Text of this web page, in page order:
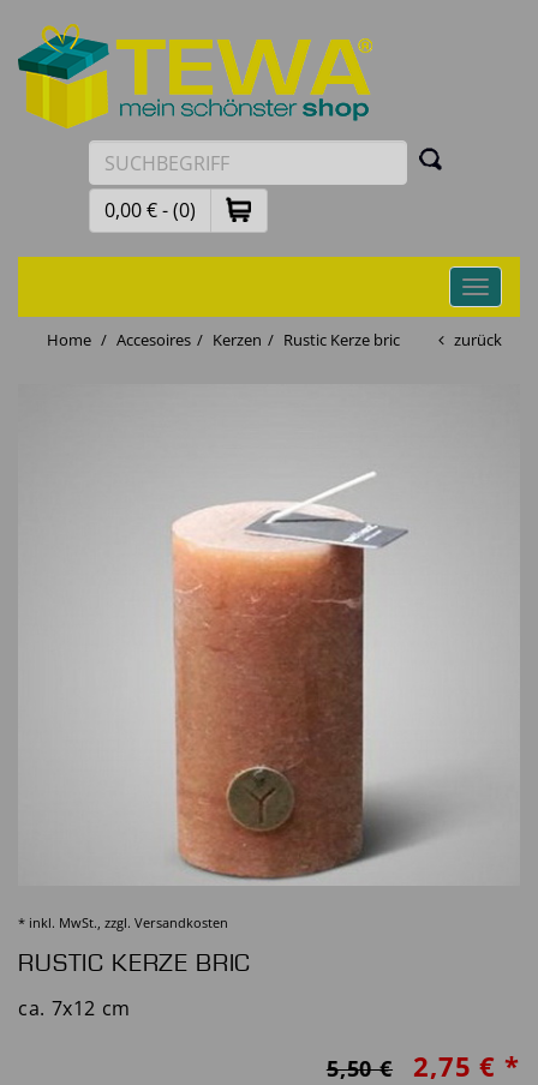
0,00 € - (0)
Toggle
Home
Accesoires Kerzen Rustic Kerze bric zurück
* inkl. MwSt., zzgl. Versandkosten
RUSTIC KERZE BRIC
ca. 7x12 cm
5,50 € 2,75 € *